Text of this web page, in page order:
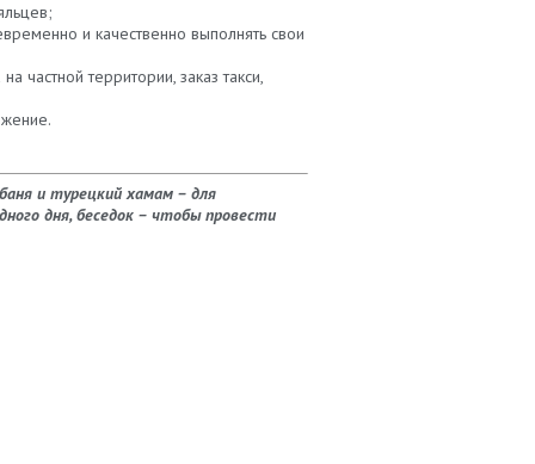
и качественно выполнять свои
частной территории, заказ такси,
и турецкий хамам – для
дня, беседок – чтобы провести